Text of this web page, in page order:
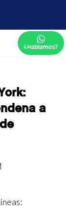
¿Hablamos?
a